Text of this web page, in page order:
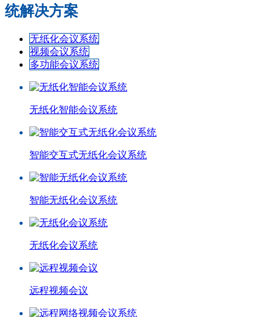
统解决方案
无纸化会议系统
视频会议系统
多功能会议系统
无纸化智能会议系统
智能交互式无纸化会议系统
智能无纸化会议系统
无纸化会议系统
远程视频会议